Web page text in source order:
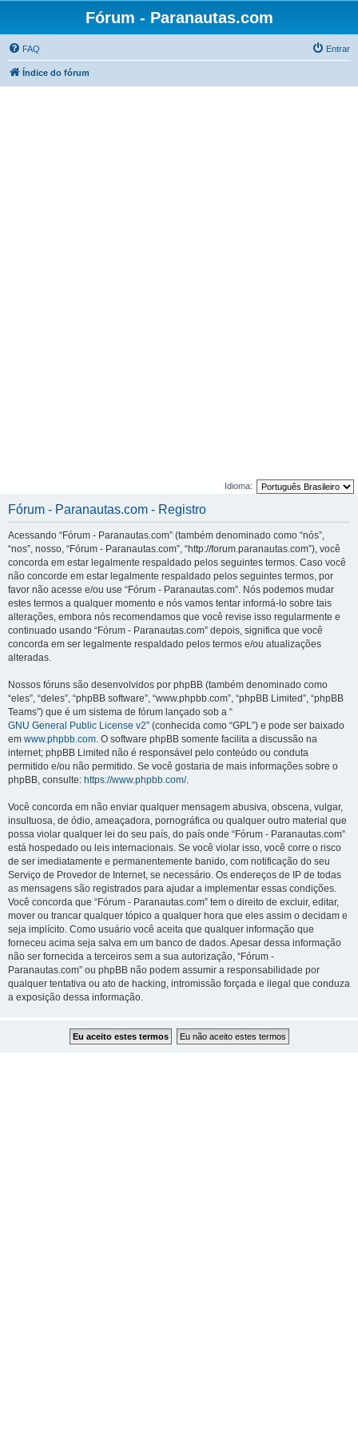
Fórum - Paranautas.com
FAQ Entrar
Índice do fórum
Idioma:
Fórum - Paranautas.com - Registro
Acessando “Fórum - Paranautas.com” (também denominado como “nós”,
“nos”, nosso, “Fórum - Paranautas.com”, “http://forum.paranautas.com”), você
concorda em estar legalmente respaldado pelos seguintes termos. Caso você
não concorde em estar legalmente respaldado pelos seguintes termos, por
favor não acesse e/ou use “Fórum - Paranautas.com”. Nós podemos mudar
estes termos a qualquer momento e nós vamos tentar informá-lo sobre tais
alterações, embora nós recomendamos que você revise isso regularmente e
continuado usando “Fórum - Paranautas.com” depois, significa que você
concorda em ser legalmente respaldado pelos termos e/ou atualizações
alteradas.
Nossos fóruns são desenvolvidos por phpBB (também denominado como
“eles”, “deles”, “phpBB software”, “www.phpbb.com”, “phpBB Limited”, “phpBB
Teams”) que é um sistema de fórum lançado sob a “
GNU General Public License v2” (conhecida como “GPL”) e pode ser baixado
em www.phpbb.com. O software phpBB somente facilita a discussão na
internet; phpBB Limited não é responsável pelo conteúdo ou conduta
permitido e/ou não permitido. Se você gostaria de mais informações sobre o
phpBB, consulte: https://www.phpbb.com/.
Você concorda em não enviar qualquer mensagem abusiva, obscena, vulgar,
insultuosa, de ódio, ameaçadora, pornográfica ou qualquer outro material que
possa violar qualquer lei do seu país, do país onde “Fórum - Paranautas.com”
está hospedado ou leis internacionais. Se você violar isso, você corre o risco
de ser imediatamente e permanentemente banido, com notificação do seu
Serviço de Provedor de Internet, se necessário. Os endereços de IP de todas
as mensagens são registrados para ajudar a implementar essas condições.
Você concorda que “Fórum - Paranautas.com” tem o direito de excluir, editar,
mover ou trancar qualquer tópico a qualquer hora que eles assim o decidam e
seja implícito. Como usuário você aceita que qualquer informação que
forneceu acima seja salva em um banco de dados. Apesar dessa informação
não ser fornecida a terceiros sem a sua autorização, “Fórum -
Paranautas.com” ou phpBB não podem assumir a responsabilidade por
qualquer tentativa ou ato de hacking, intromissão forçada e ilegal que conduza
a exposição dessa informação.